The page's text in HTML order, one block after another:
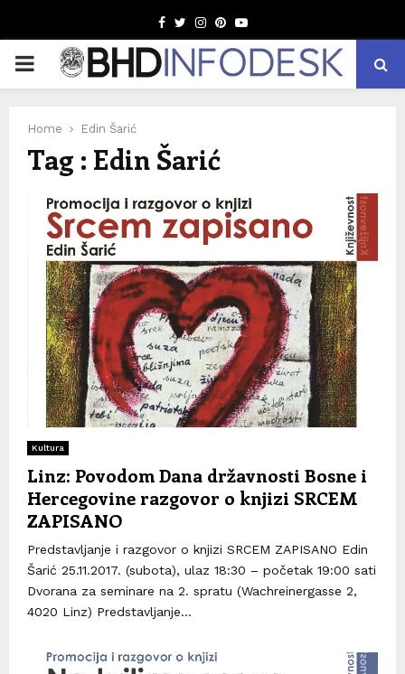
Facebook
TwitterInstagram
Pinterest
Youtube
PRIMARY
Home Edin Šarić
Tag : Edin Šarić
Kultura
Linz: Povodom Dana državnosti Bosne i
Hercegovine razgovor o knjizi SRCEM
ZAPISANO
Predstavljanje i razgovor o knjizi SRCEM ZAPISANO Edin
Šarić 25.11.2017. (subota), ulaz 18:30 – početak 19:00 sati
Dvorana za seminare na 2. spratu (Wachreinergasse 2,
4020 Linz) Predstavljanje...